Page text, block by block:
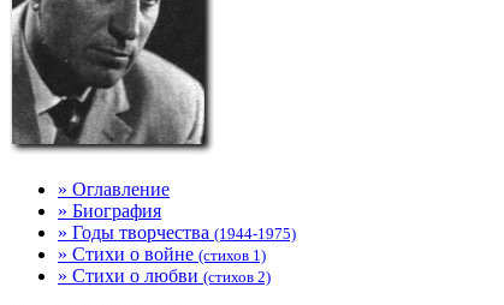
» Оглавление
» Биография
» Годы творчества (1944-1975)
» Стихи о войне (стихов 1)
» Стихи о любви (стихов 2)